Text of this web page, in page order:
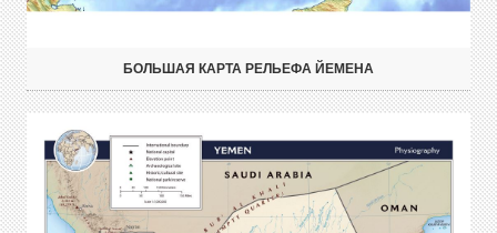
БОЛЬШАЯ КАРТА РЕЛЬЕФА ЙЕМЕНА